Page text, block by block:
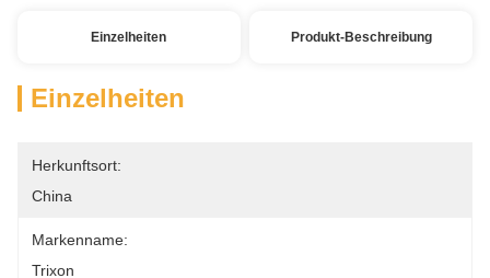
Einzelheiten Produkt-Beschreibung
Einzelheiten
Herkunftsort:
China
Markenname:
Trixon